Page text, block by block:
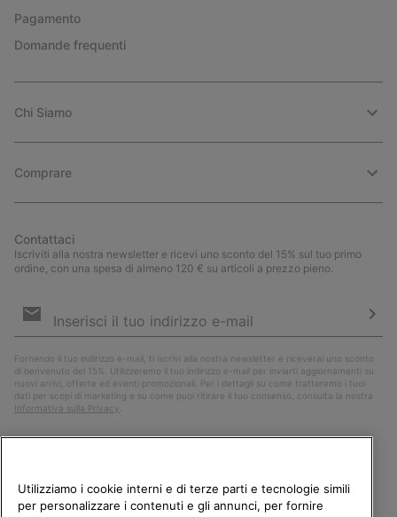
Pagamento
Domande frequenti
Chi Siamo
Comprare
Contattaci
Iscriviti alla nostra newsletter e ricevi uno sconto del 15% sul tuo primo
ordine, con una spesa di almeno 120 € su articoli a prezzo pieno.
e-
Fornendo il tuo indirizzo e-mail, ti iscrivi alla nostra newsletter e riceverai uno sconto
di benvenuto del 15%. Utilizzeremo il tuo indirizzo e-mail per inviarti aggiornamenti su
nuovi arrivi, offerte ed eventi promozionali. Per i dettagli su come tratteremo i tuoi
dati per scopi di marketing e su come puoi ritirare il tuo consenso, consulta la nostra
Informativa sulla Privacy
Utilizziamo i cookie interni e di terze parti e tecnologie simili
per personalizzare i contenuti e gli annunci, per fornire